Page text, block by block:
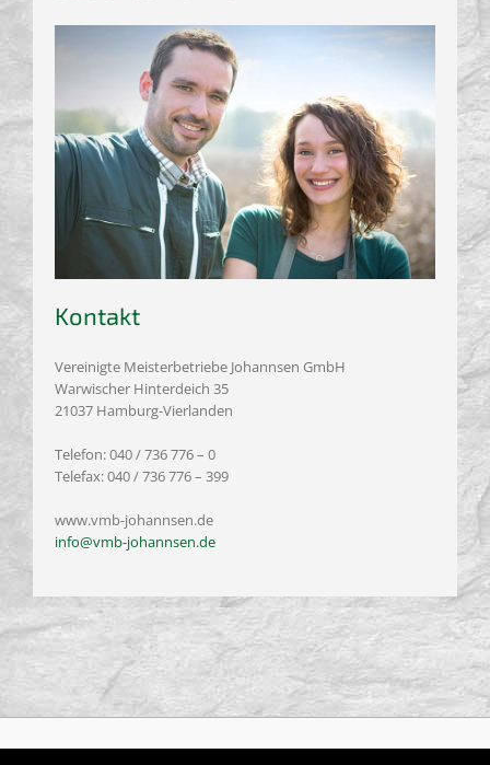
Kontakt
Vereinigte Meisterbetriebe Johannsen GmbH
Warwischer Hinterdeich 35
21037 Hamburg-Vierlanden
Telefon: 040 / 736 776 – 0
Telefax: 040 / 736 776 – 399
www.vmb-johannsen.de
info@vmb-johannsen.de